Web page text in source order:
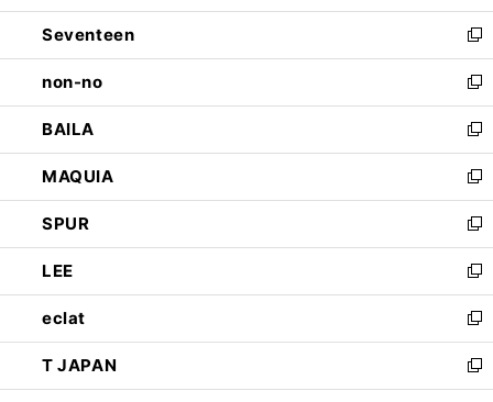
開
く
ウ
で
開
く
ン
ド
ウ
で
開
く
Seventeen
新
し
い
ウ
ィ
ン
ド
ウ
で
開
く
non-no
新
し
い
ウ
ィ
ン
ド
ウ
で
開
く
BAILA
新
し
い
ウ
ィ
ン
ド
ウ
で
開
く
MAQUIA
新
し
い
ウ
ィ
ン
ド
ウ
で
開
SPUR
新
し
い
ウ
ィ
ン
ド
ウ
LEE
新
し
い
ウ
ィ
ン
eclat
新
し
い
ウ
T JAPAN
新
し